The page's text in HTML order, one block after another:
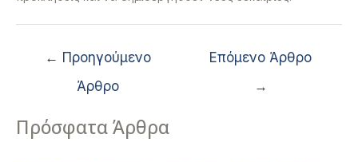
← Προηγούμενο
Άρθρο
Επόμενο Άρθρο
→
Πρόσφατα Άρθρα